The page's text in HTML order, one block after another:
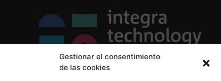
Gestionar el consentimiento
de las cookies